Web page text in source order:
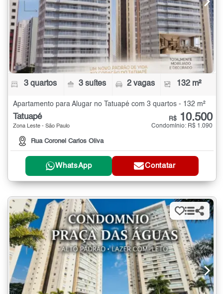
3 quartos 3 suítes 2 vagas 132 m²
Apartamento para Alugar no Tatuapé com 3 quartos - 132 m²
Tatuapé
Zona Leste - São Paulo
Rua Coronel Carlos Oliva
R$ 10.500
Condomínio: R$ 1.090
WhatsApp Contatar